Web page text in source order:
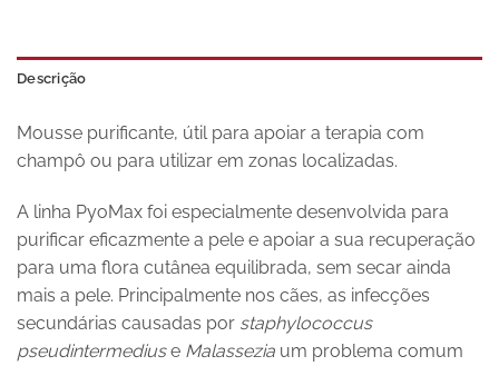
Descrição
Mousse purificante, útil para apoiar a terapia com
champô ou para utilizar em zonas localizadas.
A linha PyoMax foi especialmente desenvolvida para
purificar eficazmente a pele e apoiar a sua recuperação
para uma flora cutânea equilibrada, sem secar ainda
mais a pele. Principalmente nos cães, as infecções
secundárias causadas por staphylococcus
pseudintermediuse Malassezia um problema comum